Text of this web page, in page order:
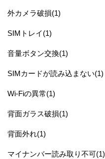
外カメラ破損(1)
SIMトレイ(1)
音量ボタン交換(1)
SIMカードが読み込まない(1)
Wi-Fiの異常(1)
背面ガラス破損(1)
背面外れ(1)
マイナンバー読み取り不可(1)